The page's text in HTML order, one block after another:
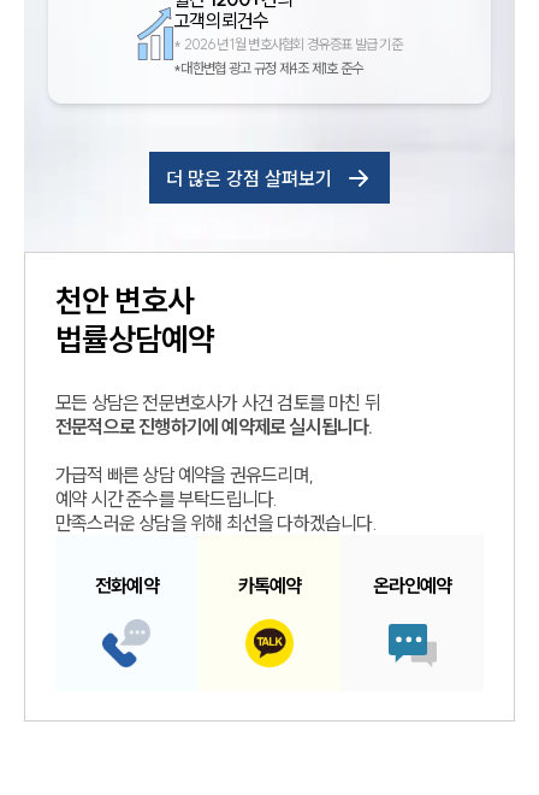
고객의뢰건수
* 2026년 1월 변호사협회 경유증표 발급 기준
*대한변협 광고 규정 제4조 제1호 준수
더 많은 강점 살펴보기
천안변호사
법률상담예약
모든 상담은 전문변호사가 사건 검토를 마친 뒤
전문적으로 진행하기에 예약제로 실시됩니다.
가급적 빠른 상담 예약을 권유드리며,
예약 시간 준수를 부탁드립니다.
만족스러운 상담을 위해 최선을 다하겠습니다.
전화예약 카톡예약 온라인예약